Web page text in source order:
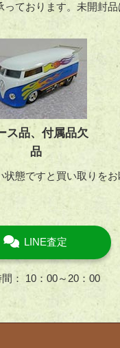
ております。未開封
ス品、付属品欠
品
態ですと買い取りを
LINE査定
： 10：00～20：00